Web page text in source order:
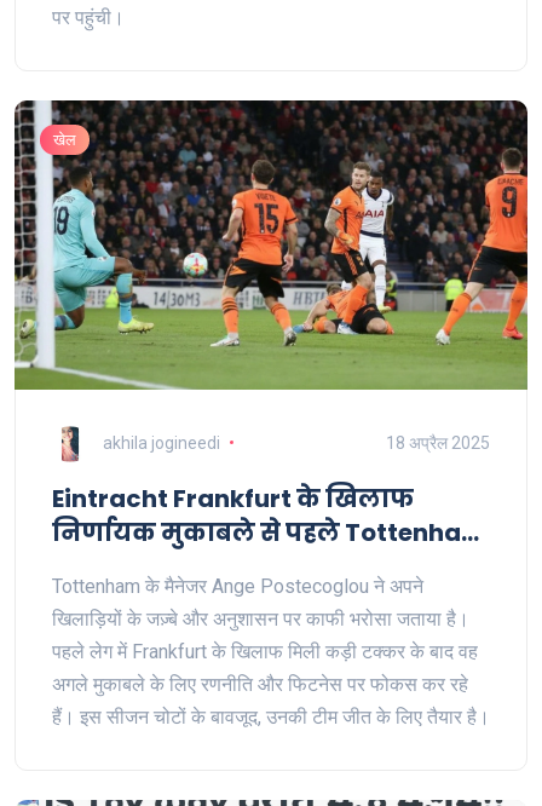
पर पहुंची।
खेल
akhila jogineedi 18 अप्रैल 2025
Eintracht Frankfurt के खिलाफ
निर्णायक मुकाबले से पहले Tottenham
आत्मविश्वास
Tottenham के मैनेजर Ange Postecoglou ने अपने
खिलाड़ियों के जज़्बे और अनुशासन पर काफी भरोसा जताया है।
पहले लेग में Frankfurt के खिलाफ मिली कड़ी टक्कर के बाद वह
अगले मुकाबले के लिए रणनीति और फिटनेस पर फोकस कर रहे
हैं। इस सीजन चोटों के बावजूद, उनकी टीम जीत के लिए तैयार है।